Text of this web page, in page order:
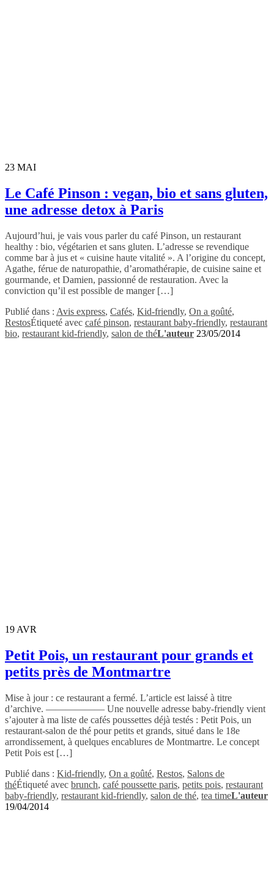
23 MAI
Le Café Pinson : vegan, bio et sans gluten,
une adresse detox à Paris
Aujourd’hui, je vais vous parler du café Pinson, un restaurant
healthy : bio, végétarien et sans gluten. L’adresse se revendique
comme bar à jus et « cuisine haute vitalité ». A l’origine du concept,
Agathe, férue de naturopathie, d’aromathérapie, de cuisine saine et
gourmande, et Damien, passionné de restauration. Avec la
conviction qu’il est possible de manger […]
Publié dans : Avis express, Cafés, Kid-friendly, On a goûté,
RestosÉtiqueté avec café pinson, restaurant baby-friendly, restaurant
bio, restaurant kid-friendly, salon de théL'auteur 23/05/2014
19 AVR
Petit Pois, un restaurant pour grands et
petits près de Montmartre
Mise à jour : ce restaurant a fermé. L’article est laissé à titre
d’archive. —————— Une nouvelle adresse baby-friendly vient
s’ajouter à ma liste de cafés poussettes déjà testés : Petit Pois, un
restaurant-salon de thé pour petits et grands, situé dans le 18e
arrondissement, à quelques encablures de Montmartre. Le concept
Petit Pois est […]
Publié dans : Kid-friendly, On a goûté, Restos, Salons de
théÉtiqueté avec brunch, café poussette paris, petits pois, restaurant
baby-friendly, restaurant kid-friendly, salon de thé, tea timeL'auteur
19/04/2014